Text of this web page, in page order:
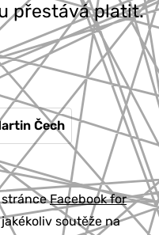
přestává platit.
Čech
stránceFacebook for
soutěže na